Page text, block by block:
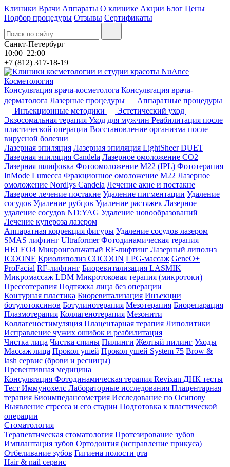
Клиники Врачи Аппараты О клинике Акции Блог Цены
Подбор процедуры Отзывы Сертификаты
Санкт-Петербург
10:00–22:00
+7 (812) 317-18-19
Косметология
Консультация врача-косметолога Консультация врача-
дерматолога Лазерные процедуры
Аппаратные процедуры
Инъекционные методики
Эстетический уход
Экзосомальная терапия Уход для мужчин Реабилитация после
пластической операции Восстановление организма после
вирусной болезни
Лазерная эпиляция Лазерная эпиляция LightSheer DUET
Лазерная эпиляция Candela Лазерное омоложение СО2
Лазерная шлифовка Фотоомоложение M22 (IPL) Фототерапия
InMode Lumecca Фракционное омоложение M22 Лазерное
омоложение Nordlys Candela Лечение акне и постакне
Лазерное лечение постакне Удаление пигментации Удаление
сосудов Удаление рубцов Удаление растяжек Лазерное
удаление сосудов ND:YAG Удаление новообразований
Лечение купероза лазером
Аппаратная коррекция фигуры Удаление сосудов лазером
SMAS лифтинг Ultraformer Фотодинамическая терапия
HELEO4 Микроигольчатый RF-лифтинг Лазерный липолиз
ICOONE Криолиполиз COCOON LPG-массаж GeneO+
ProFacial RF-лифтинг Биоревитализация LASMIK
Микромассаж LDM Микротоковая терапия (микротоки)
Прессотерапия Подтяжка лица без операции
Контурная пластика Биоревитализация Инъекции
ботулотоксинов Ботулинотерапия Мезотерапия Биорепарация
Плазмотерапия Коллагенотерапия Мезонити
Коллагеностимуляция Плацентарная терапия Липолитики
Исправление чужих ошибок и реабилитация
Чистка лица Чистка спины Пилинги Желтый пилинг Уходы
Массаж лица Прокол ушей Прокол ушей System 75 Brow &
lash сервис (брови и ресницы)
Превентивная медицина
Консультация Фотодинамическая терапия Revixan ДНК тесты
Тест Иммунохелс Лабораторные исследования Плацентарная
терапия Биоимпедансометрия Исследование по Осипову
Выявление стресса и его стадии Подготовка к пластической
операции
Стоматология
Терапевтическая стоматология Протезирование зубов
Имплантация зубов Ортодонтия (исправление прикуса)
Отбеливание зубов Гигиена полости рта
Hair & nail сервис